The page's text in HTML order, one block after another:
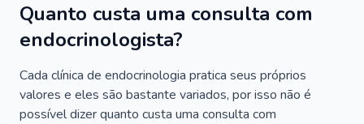
Quanto custa uma consulta com
endocrinologista?
Cada clínica de endocrinologia pratica seus próprios
valores e eles são bastante variados, por isso não é
possível dizer quanto custa uma consulta com